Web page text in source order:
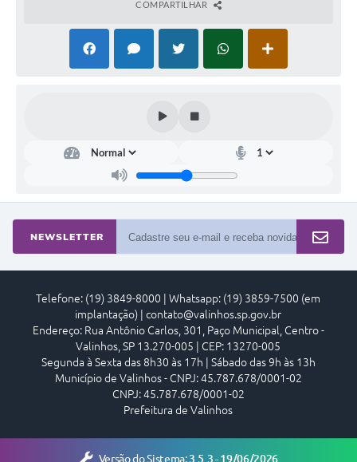
Serviços Online
Agenda
SIC
COMPARTILHAR
NEWSLETTER
Telefone: (19) 3849-8000 | Whatsapp: (19) 3859-7500 (em
implantação) | contato@valinhos.sp.gov.br
Endereço: Rua Antônio Carlos, 301, Paço Municipal, Centro -
Valinhos, SP 13.270-005 | CEP: 13270-005
Segunda à Sexta das 8h30 às 17h | Sábado das 9h às 13h
Município de Valinhos - CNPJ: 45.787.678/0001-02
CNPJ: 45.787.678/0001-02
Prefeitura de Valinhos
Versão do Sistema:3.5.3 - 19/06/2026